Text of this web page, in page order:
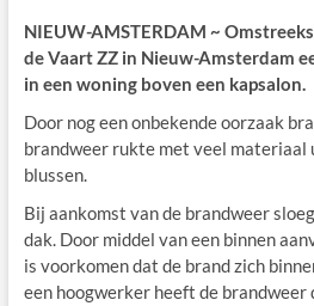
NIEUW-AMSTERDAM ~
de Vaart ZZ in Nieuw-Amsterdam
in een woning boven een kapsalon.
Door nog een onbekende oorzaak
brandweer rukte met veel materiaal
blussen.
Bij aankomst van de brandweer
dak. Door middel van een binnen
is voorkomen dat de brand zich
een hoogwerker heeft de brandweer